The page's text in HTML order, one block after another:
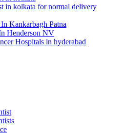
in kolkata for normal delivery
Kankarbagh Patna
Henderson NV
Hospitals in hyderabad